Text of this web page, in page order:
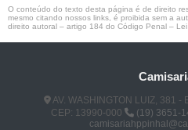
O conteúdo do texto desta página é de direito
mesmo citando nossos links, é proibida sem a
direito autoral – artigo 184 do Código Penal –
AV. WASHINGTON LUIZ, 381 -
CEP: 13990-000
(19) 3651-